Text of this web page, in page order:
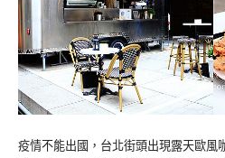
疫情不能出國，台北街頭出現露天歐風